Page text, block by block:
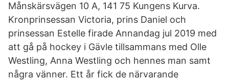
Månskärsvägen 10 A, 141 75 Kungens Kurva.
Kronprinsessan Victoria, prins Daniel och
prinsessan Estelle firade Annandag jul 2019 med
att gå på hockey i Gävle tillsammans med Olle
Westling, Anna Westling och hennes man samt
några vänner. Ett år fick de närvarande